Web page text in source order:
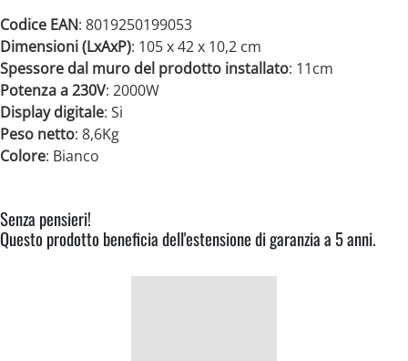
Codice EAN: 8019250199053
Dimensioni (LxAxP): 105 x 42 x 10,2 cm
Spessore dal muro del prodotto installato: 11cm
Potenza a 230V: 2000W
Display digitale: Si
Peso netto: 8,6Kg
Colore: Bianco
Senza pensieri!
Questo prodotto beneficia dell'estensione di garanzia a 5 anni.